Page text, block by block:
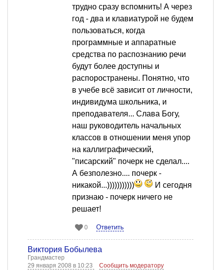
трудно сразу вспомнить! А через
год - два и клавиатурой не будем
пользоваться, когда
программные и аппаратные
средства по распознанию речи
будут более доступны и
распоространены. Понятно, что
в учебе всё зависит от личности,
индивидума школьника, и
преподавателя... Слава Богу,
наш руководитель начальных
классов в отношении меня упор
на каллиграфический,
"писарский" почерк не сделал....
А безполезно.... почерк -
никакой...)))))))))))
И сегодня
признаю - почерк ничего не
решает!
0 Ответить
Виктория Бобылева
Грандмастер
29 января 2008 в 10:23
Сообщить модератору